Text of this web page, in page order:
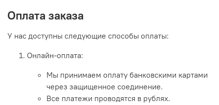
Оплата заказа
У нас доступны следующие способы оплаты:
Онлайн-оплата:
Мы принимаем оплату банковскими картами
через защищенное соединение.
Все платежи проводятся в рублях.